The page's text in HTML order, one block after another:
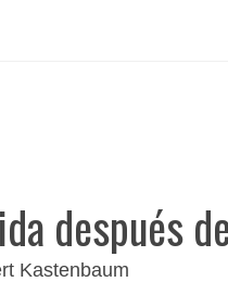
después
Kastenbaum